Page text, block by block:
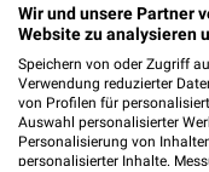
Adresse,
REWE Filiale in Ribnitz-
Deiner Lieblingsfiliale
finden. Wenn Du auf
REWE bist, dann
Angebote. Da ist sicher
Wir und unsere Partner
Website zu analysieren
Speichern von oder Zugriff
Verwendung reduzierter
von Profilen für
Auswahl personalisierter
Personalisierung von
personalisierter Inhalte.